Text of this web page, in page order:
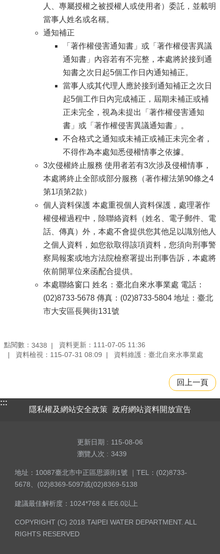
人、專屬授權之被授權人或使用者）委託，並載明
當事人姓名或名稱。
通知補正
「著作權侵害通知書」或「著作權侵害異議
通知書」內容若有不完整，本處將於接到通
知書之次日起5個工作日內通知補正。
當事人或其代理人應於接到通知補正之次日
起5個工作日內完成補正，屆期未補正或補
正未完全，視為未提出「著作權侵害通知
書」或「著作權侵害異議通知書」。
不合格式之通知或未補正或補正未完全者，
不得作為本處知悉侵權情事之依據。
3次侵權終止服務 使用者若有3次涉及侵權情事，
本處將終止全部或部分服務（著作權法第90條之4
第1項第2款）
個人資料保護 本處重視個人資料保護，處理著作
權侵權過程中，除聯絡資料（姓名、電子郵件、電
話、傳真）外，本處不會提供您其他足以識別他人
之個人資料，如您欲取得該項資料，您須向刑事警
察局報案或地方法院檢察署提出刑事告訴，本處將
依前開單位來函配合提供。
本處聯絡窗口 姓名：臺北自來水事業處 電話：
(02)8733-5678 傳真：(02)8733-5804 地址：臺北
市大安區長興街131號
點閱數： 3438
資料更新：111-07-05 11:36
資料檢視：115-07-31 08:09
資料維護：臺北自來水事業處
回上一頁
:::
隱私權及網站安全政策 政府網站資料開放宣告
更新日期
115-08-06
瀏覽人次
3439
地址：10087臺北市中正區思源街1號 ｜TEL：(02)8733-
5678、(02)8369-5097或(02)8369-5138
建議最佳解析度：1024*768 & IE6.0以上
COPYRIGHT (C) 2018 TAIPEI WATER DEPARTMENT. ALL
RIGHTS RESERVED